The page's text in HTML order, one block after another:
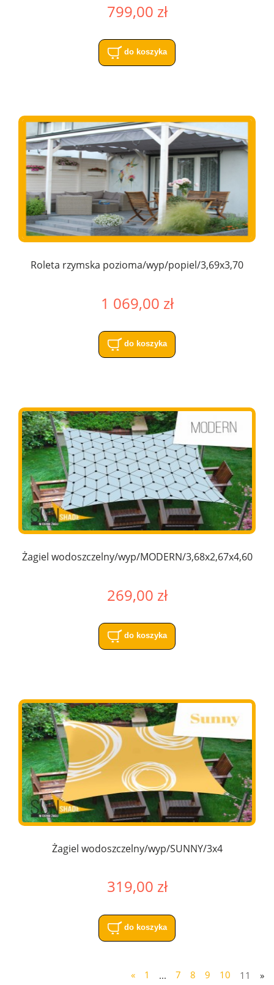
799,00 zł
do koszyka
Roleta rzymska pozioma/wyp/popiel/3,69x3,70
1 069,00 zł
do koszyka
Żagiel wodoszczelny/wyp/MODERN/3,68x2,67x4,60
269,00 zł
do koszyka
Żagiel wodoszczelny/wyp/SUNNY/3x4
319,00 zł
do koszyka
« 1 ... 7 8 9 10 11 »